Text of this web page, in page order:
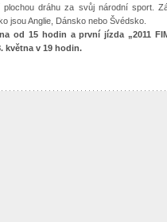
dráhu za svůj národní sport.
jsou Anglie, Dánsko nebo Švédsko.
od 15 hodin a první jízda „2011
května v 19 hodin.